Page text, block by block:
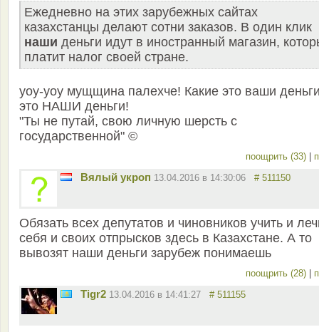
Ежедневно на этих зарубежных сайтах
казахстанцы делают сотни заказов. В один клик
наши деньги идут в иностранный магазин,
платит налог своей стране.
уоу-уоу мущщина палехче! Какие это ваши
это НАШИ деньги!
"Ты не путай, свою личную шерсть с
государственной" ©
поощрить (33)
Вялый укроп 13.04.2016 в 14:30:06 # 511150
Обязать всех депутатов и чиновников учить и
себя и своих отпрысков здесь в Казахстане. А то
вывозят наши деньги зарубеж понимаешь
поощрить (28)
Tigr2 13.04.2016 в 14:41:27 # 511155